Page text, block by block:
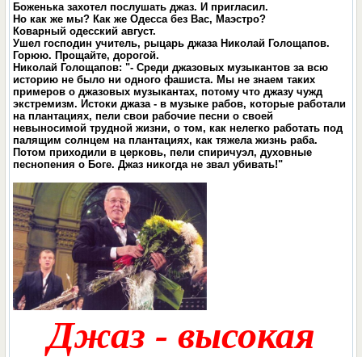
Боженька захотел послушать джаз. И пригласил.
Но как же мы? Как же Одесса без Вас, Маэстро?
Коварный одесский август.
Ушел господин учитель, рыцарь джаза Николай Голощапов.
Горюю. Прощайте, дорогой.
Николай Голощапов: "- Среди джазовых музыкантов за всю
историю не было ни одного фашиста. Мы не знаем таких
примеров о джазовых музыкантах, потому что джазу чужд
экстремизм. Истоки джаза - в музыке рабов, которые работали
на плантациях, пели свои рабочие песни о своей
невыносимой трудной жизни, о том, как нелегко работать под
палящим солнцем на плантациях, как тяжела жизнь раба.
Потом приходили в церковь, пели спиричуэл, духовные
песнопения о Боге. Джаз никогда не звал убивать!"
Джаз - высокая